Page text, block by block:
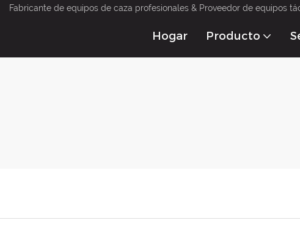
Fabricante de equipos de caza profesionales & Proveedor de equipos
Hogar Producto